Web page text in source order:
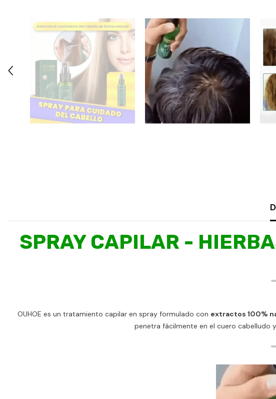
SPRAY CAPILAR -
OUHOE es un tratamiento capilar en spray formulado con extractos 100%
penetra fácilmente en el cuero cabelludo